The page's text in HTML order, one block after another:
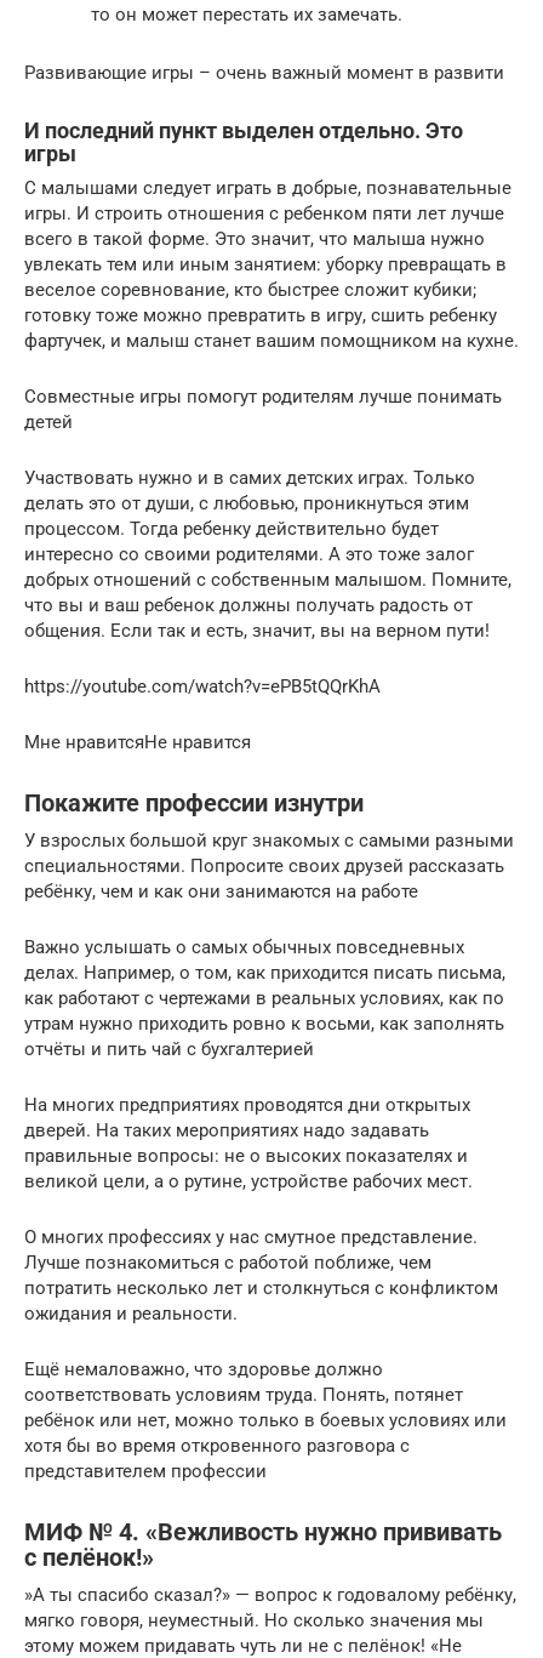
то он может перестать их замечать.
Развивающие игры – очень важный момент в развити
И последний пункт выделен отдельно. Это
игры
С малышами следует играть в добрые, познавательные
игры. И строить отношения с ребенком пяти лет лучше
всего в такой форме. Это значит, что малыша нужно
увлекать тем или иным занятием: уборку превращать в
веселое соревнование, кто быстрее сложит кубики;
готовку тоже можно превратить в игру, сшить ребенку
фартучек, и малыш станет вашим помощником на кухне.
Совместные игры помогут родителям лучше понимать
детей
Участвовать нужно и в самих детских играх. Только
делать это от души, с любовью, проникнуться этим
процессом. Тогда ребенку действительно будет
интересно со своими родителями. А это тоже залог
добрых отношений с собственным малышом. Помните,
что вы и ваш ребенок должны получать радость от
общения. Если так и есть, значит, вы на верном пути!
https://youtube.com/watch?v=ePB5tQQrKhA
Мне нравитсяНе нравится
Покажите профессии изнутри
У взрослых большой круг знакомых с самыми разными
специальностями. Попросите своих друзей рассказать
ребёнку, чем и как они занимаются на работе
Важно услышать о самых обычных повседневных
делах. Например, о том, как приходится писать письма,
как работают с чертежами в реальных условиях, как по
утрам нужно приходить ровно к восьми, как заполнять
отчёты и пить чай с бухгалтерией
На многих предприятиях проводятся дни открытых
дверей. На таких мероприятиях надо задавать
правильные вопросы: не о высоких показателях и
великой цели, а о рутине, устройстве рабочих мест.
О многих профессиях у нас смутное представление.
Лучше познакомиться с работой поближе, чем
потратить несколько лет и столкнуться с конфликтом
ожидания и реальности.
Ещё немаловажно, что здоровье должно
соответствовать условиям труда. Понять, потянет
ребёнок или нет, можно только в боевых условиях или
хотя бы во время откровенного разговора с
представителем профессии
МИФ № 4. «Вежливость нужно прививать
с пелёнок!»
»А ты спасибо сказал?» — вопрос к годовалому ребёнку,
мягко говоря, неуместный. Но сколько значения мы
этому можем придавать чуть ли не с пелёнок! «Не